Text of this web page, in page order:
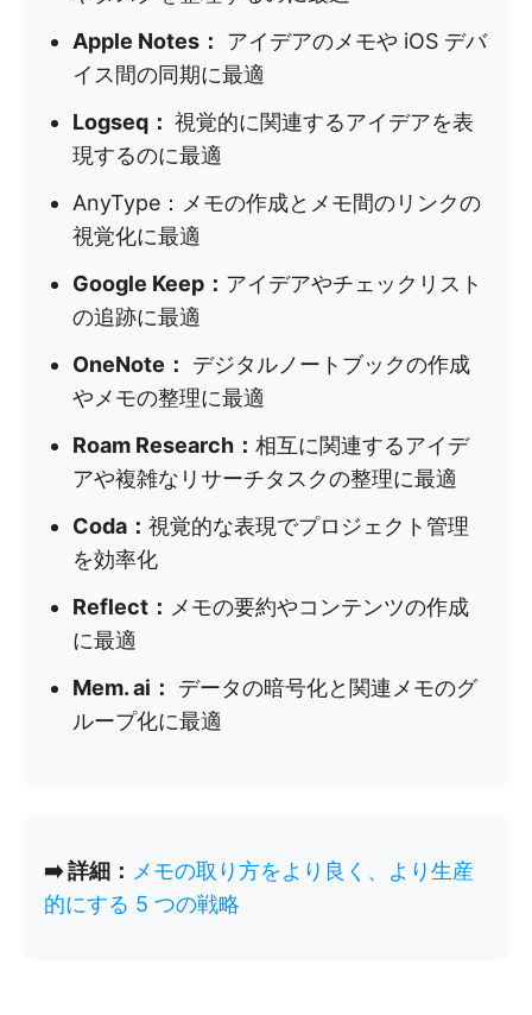
Apple Notes：
アイデアのメモや iOS デバ
イス間の同期に最適
Logseq： 視覚的に関連するアイデアを表
現するのに最適
AnyType：メモの作成とメモ間のリンクの
視覚化に最適
Google Keep： アイデアやチェックリスト
の追跡に最適
OneNote：
デジタルノートブックの作成
やメモの整理に最適
Roam Research： 相互に関連するアイデ
アや複雑なリサーチタスクの整理に最適
Coda： 視覚的な表現でプロジェクト管理
を効率化
Reflect： メモの要約やコンテンツの作成
に最適
Mem. ai：
データの暗号化と関連メモのグ
ループ化に最適
➡️ 詳細： メモの取り方をより良く、より生産
的にする 5 つの戦略